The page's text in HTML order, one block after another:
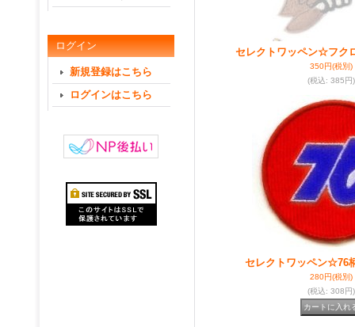
ログイン
新規登録はこちら
ログインはこちら
セレクトワッペン☆フク
350円(税別)
(税込: 385円)
セレクトワッペン☆76
280円(税別)
(税込: 308円)